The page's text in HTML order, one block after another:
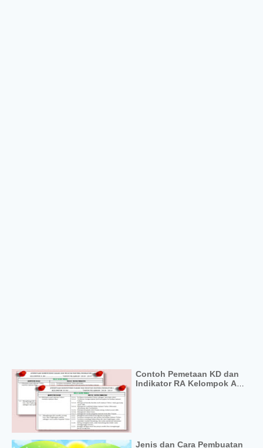
Contoh Pemetaan KD dan
Indikator RA Kelompok A
Jenis dan Cara Pembuatan